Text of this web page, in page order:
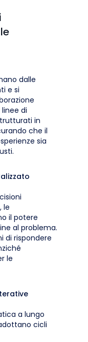
dalle
e si
di
in
che il
sia
le
il potere
al problema.
di rispondere
le
a lungo
cicli